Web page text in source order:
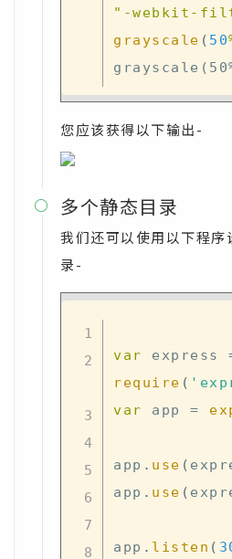
" -webkit -
grayscale ( 50
您应该获得以下输出-
 多个静态目录
我们还可以使用以下程序
录-
var express
require (
var app =
app . use (
app . use (
app . listen (